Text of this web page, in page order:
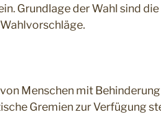
Grundlage der Wahl sind
Menschen mit
Gremien zur Verfügung